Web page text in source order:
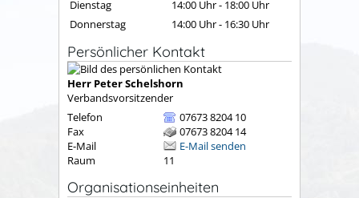
Dienstag 14:00 Uhr- 18:00 Uhr
Donnerstag
14:00 Uhr- 16:30 Uhr
Persönlicher Kontakt
Herr PeterSchelshorn
Verbandsvorsitzender
Telefon
07673 8204 10
Fax
07673 8204 14
E-Mail
E-Mail senden
Raum
11
Organisationseinheiten